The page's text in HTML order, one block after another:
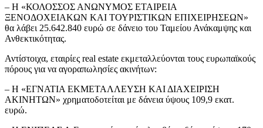
– Η «ΚΟΛΟΣΣΟΣ ΑΝΩΝΥΜΟΣ ΕΤΑΙΡΕΙΑ
ΞΕΝΟΔΟΧΕΙΑΚΩΝ ΚΑΙ ΤΟΥΡΙΣΤΙΚΩΝ ΕΠΙΧΕΙΡΗΣΕΩΝ»
θα λάβει 25.642.840 ευρώ σε δάνειο του Ταμείου Ανάκαμψης και
Ανθεκτικότητας.
Αντίστοιχα, εταιρίες real estate εκμεταλλεύονται τους ευρωπαϊκούς
πόρους για να αγοραπωλησίες ακινήτων:
– Η «ΕΓΝΑΤΙΑ ΕΚΜΕΤΑΛΛΕΥΣΗ ΚΑΙ ΔΙΑΧΕΙΡΙΣΗ
ΑΚΙΝΗΤΩΝ» χρηματοδοτείται με δάνεια ύψους 109,9 εκατ.
ευρώ.